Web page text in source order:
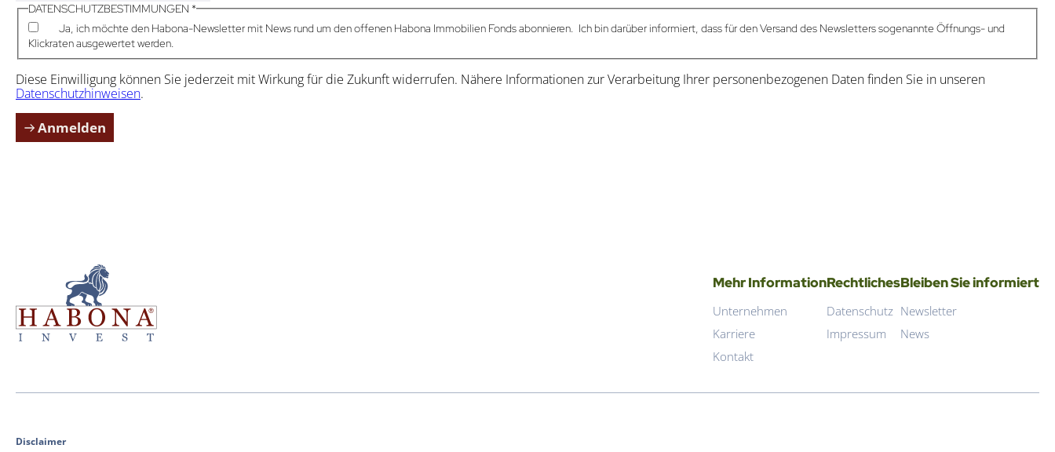
DATENSCHUTZBESTIMMUNGEN *
Ja, ich möchte den Habona-Newsletter mit News rund um den offenen Habona Immobilien Fonds abonnieren. Ich bin darüber informiert, dass für den Versand des Newsletters sogenannte Öffnungs- und
Klickraten ausgewertet werden.
Diese Einwilligung können Sie jederzeit mit Wirkung für die Zukunft widerrufen. Nähere Informationen zur Verarbeitung Ihrer personenbezogenen Daten finden Sie in unseren
Datenschutzhinweisen.
Anmelden
Hab­o­na Invest GmbH
Mehr Information
Unternehmen
Karriere
Kontakt
Rechtliches
Datenschutz
Impressum
Bleiben Sie informiert
Newsletter
News
Disclaimer